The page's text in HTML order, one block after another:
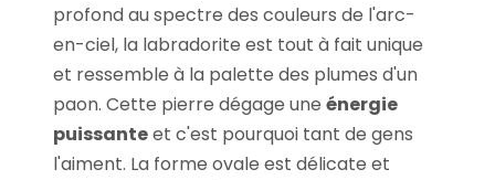
profond au spectre des couleurs de l'arc-
en-ciel, la labradorite est tout à fait unique
et ressemble à la palette des plumes d'un
paon. Cette pierre dégage une énergie
puissanteet c'est pourquoi tant de gens
l'aiment. La forme ovale est délicate et